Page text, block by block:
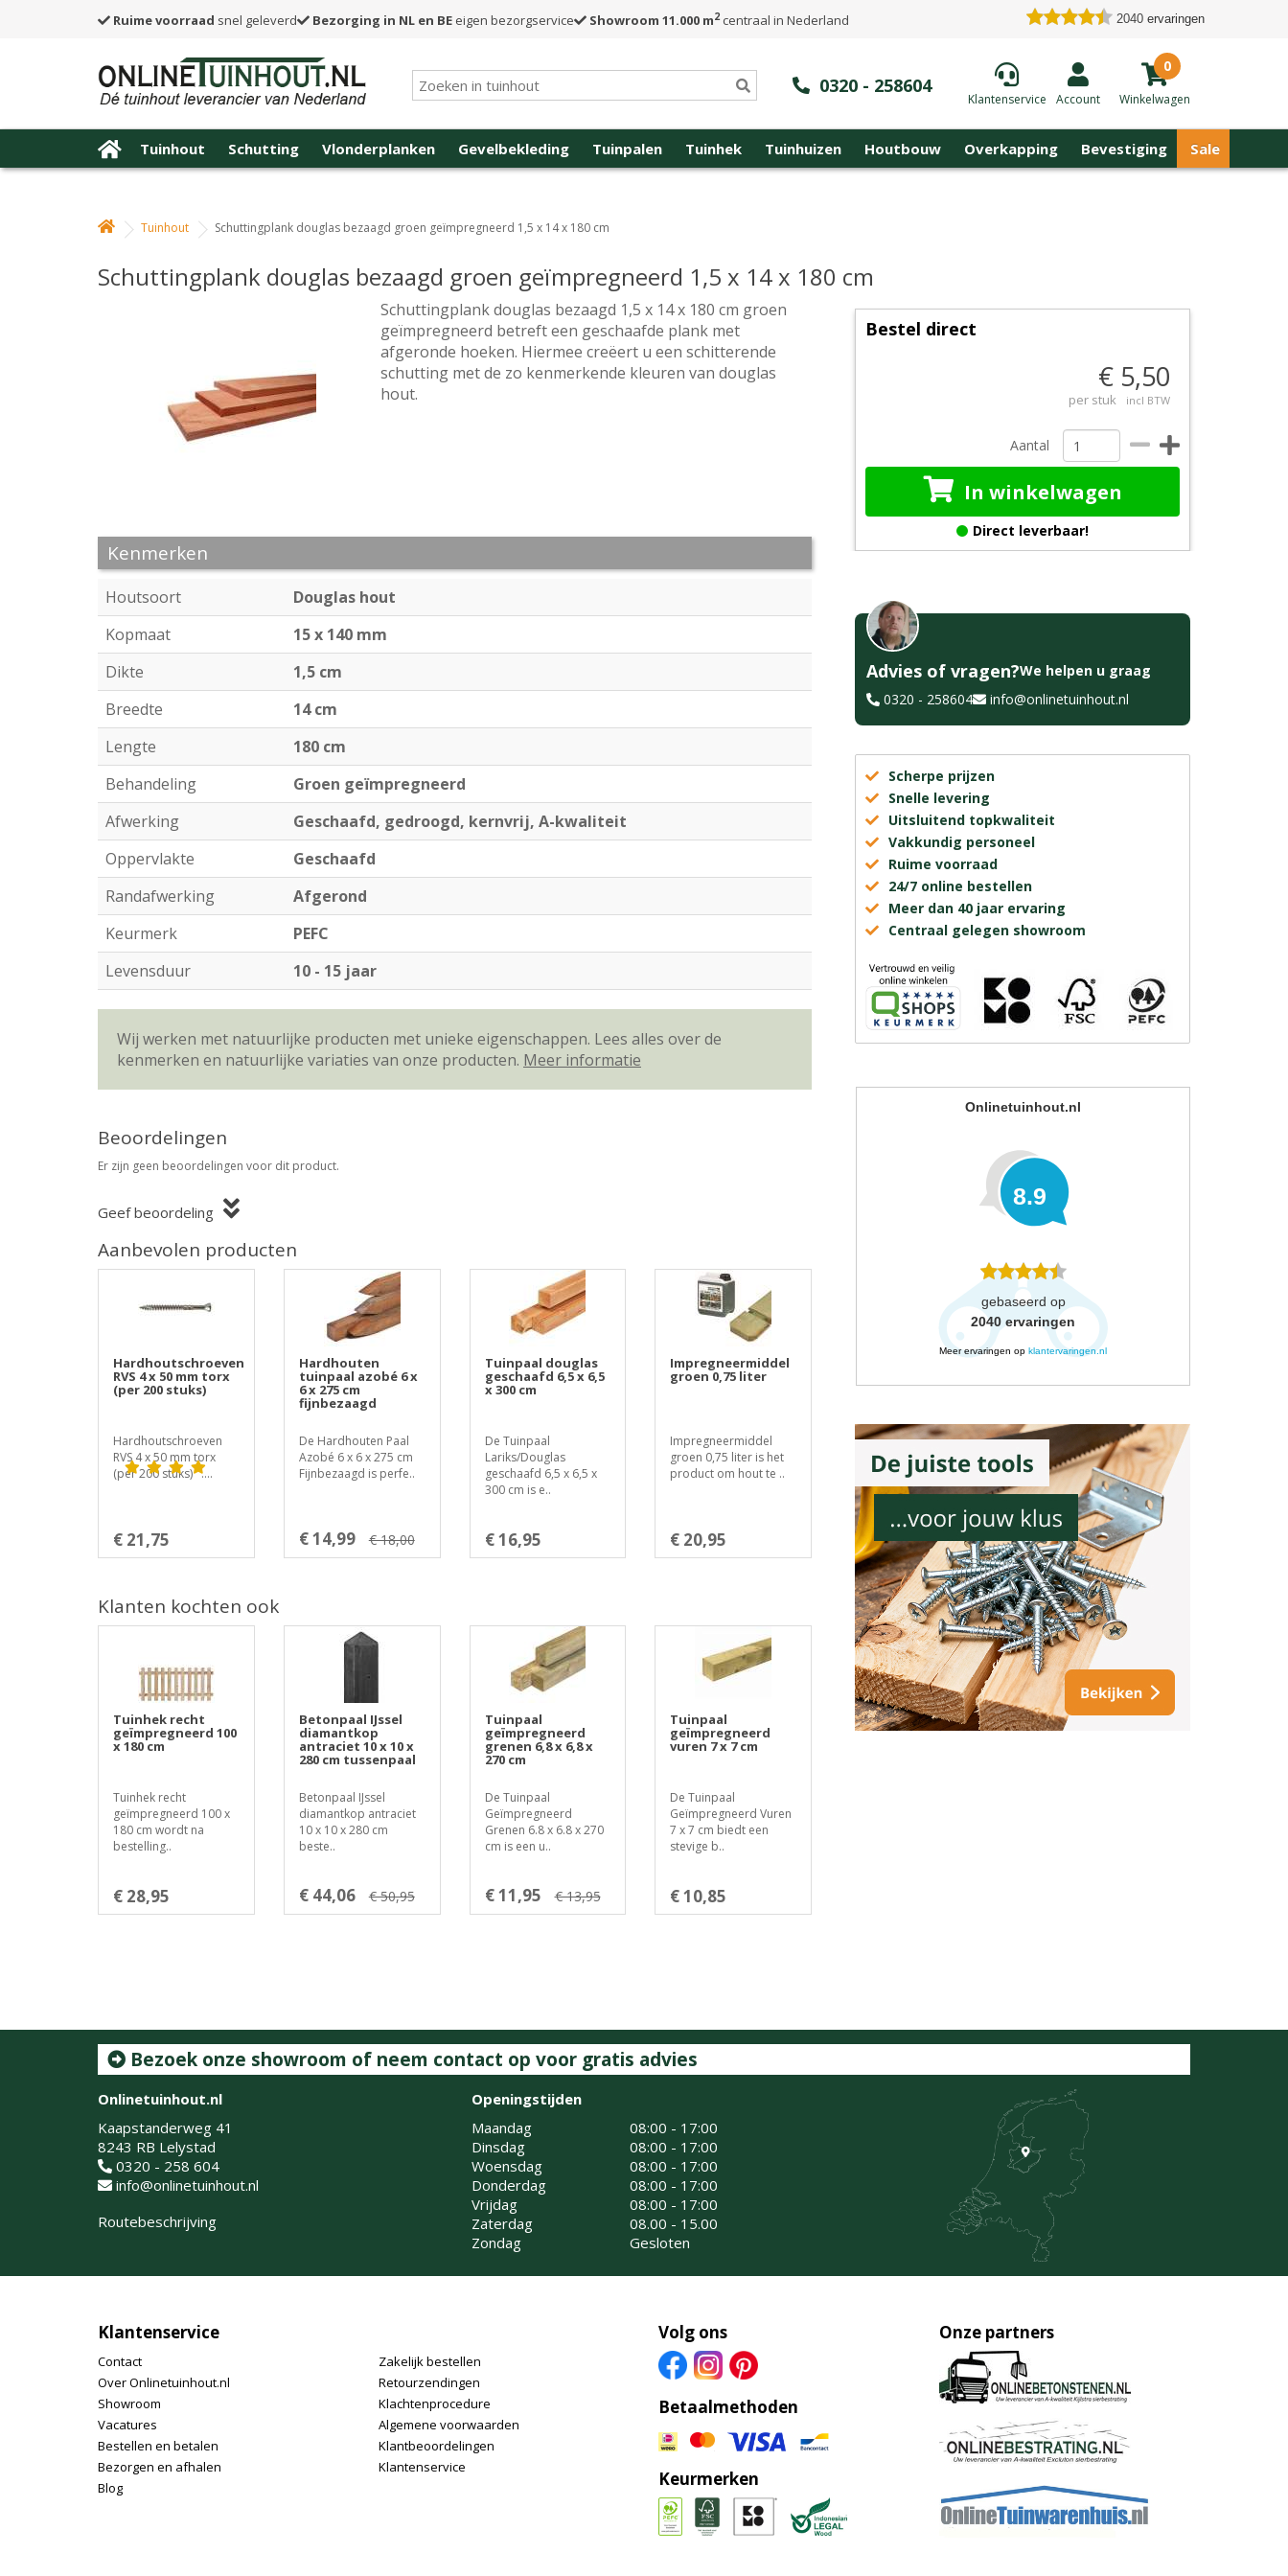
Ruime voorraad snel geleverd Bezorging in NL en BE eigen bezorgservice Showroom 11.000 m2centraal in Nederland 2040 ervaringen
0320 - 258604
Klantenservice Account
0
Winkelwagen
Tuinhout Schutting Vlonderplanken Gevelbekleding Tuinpalen Tuinhek Tuinhuizen Houtbouw Overkapping Bevestiging Sale
Tuinhout Schuttingplank douglas bezaagd groen geïmpregneerd 1,5 x 14 x 180 cm
Schuttingplank douglas bezaagd groen geïmpregneerd 1,5 x 14 x 180 cm
Schuttingplank douglas bezaagd 1,5 x 14 x 180 cm groen
geïmpregneerd betreft een geschaafde plank met
afgeronde hoeken. Hiermee creëert u een schitterende
schutting met de zo kenmerkende kleuren van douglas
hout.
Kenmerken
Houtsoort
Douglas hout
Kopmaat
15 x 140 mm
Dikte
1,5 cm
Breedte
14 cm
Lengte
180 cm
Behandeling
Groen geïmpregneerd
Afwerking
Geschaafd, gedroogd, kernvrij, A-kwaliteit
Oppervlakte
Geschaafd
Randafwerking
Afgerond
Keurmerk
PEFC
Levensduur
10 - 15 jaar
Wij werken met natuurlijke producten met unieke eigenschappen. Lees alles over de
kenmerken en natuurlijke variaties van onze producten. Meer informatie
Beoordelingen
Er zijn geen beoordelingen voor dit product.
Geef beoordeling
Aanbevolen producten
Hardhoutschroeven
RVS 4 x 50 mm torx
(per 200 stuks)
Hardhoutschroeven
RVS 4 x 50 mm torx
(per 200 stuks) ....
€ 21,75
Hardhouten
tuinpaal azobé 6 x
6 x 275 cm
fijnbezaagd
De Hardhouten Paal
Azobé 6 x 6 x 275 cm
Fijnbezaagd is perfe..
€ 14,99 € 18,00
Tuinpaal douglas
geschaafd 6,5 x 6,5
x 300 cm
De Tuinpaal
Lariks/Douglas
geschaafd 6,5 x 6,5 x
300 cm is e..
€ 16,95
Impregneermiddel
groen 0,75 liter
Impregneermiddel
groen 0,75 liter is het
product om hout te ..
€ 20,95
Klanten kochten ook
Tuinhek recht
geïmpregneerd 100
x 180 cm
Tuinhek recht
geïmpregneerd 100 x
180 cm wordt na
bestelling..
€ 28,95
Betonpaal IJssel
diamantkop
antraciet 10 x 10 x
280 cm tussenpaal
Betonpaal IJssel
diamantkop antraciet
10 x 10 x 280 cm
beste..
€ 44,06 € 50,95
Tuinpaal
geïmpregneerd
grenen 6,8 x 6,8 x
270 cm
De Tuinpaal
Geïmpregneerd
Grenen 6.8 x 6.8 x 270
cm is een u..
€ 11,95 € 13,95
Tuinpaal
geïmpregneerd
vuren 7 x 7 cm
De Tuinpaal
Geïmpregneerd Vuren
7 x 7 cm biedt een
stevige b..
€ 10,85
Bestel direct
€ 5,50
per stuk incl BTW
Aantal
In winkelwagen
Direct leverbaar!
Advies of vragen?We helpen u graag
0320 - 258604
info@onlinetuinhout.nl
Scherpe prijzen
Snelle levering
Uitsluitend topkwaliteit
Vakkundig personeel
Ruime voorraad
24/7 online bestellen
Meer dan 40 jaar ervaring
Centraal gelegen showroom
Onlinetuinhout.nl
8.9
gebaseerd op
2040 ervaringen
Meer ervaringen op klantervaringen.nl
Bezoek onze showroom of neem contact op voor gratis advies
Onlinetuinhout.nl
Kaapstanderweg 41
8243 RB Lelystad
0320 - 258 604
info@onlinetuinhout.nl
Routebeschrijving
Openingstijden
Maandag
08:00 - 17:00
Dinsdag
08:00 - 17:00
Woensdag
08:00 - 17:00
Donderdag
08:00 - 17:00
Vrijdag
08:00 - 17:00
Zaterdag
08.00 - 15.00
Zondag
Gesloten
Klantenservice
Contact
Over Onlinetuinhout.nl
Showroom
Vacatures
Bestellen en betalen
Bezorgen en afhalen
Blog
Zakelijk bestellen
Retourzendingen
Klachtenprocedure
Algemene voorwaarden
Klantbeoordelingen
Klantenservice
Volg ons
Betaalmethoden
Keurmerken
Onze partners